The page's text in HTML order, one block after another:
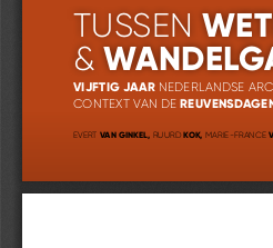
VIJFTIG JAAR NEDERLANDSE
CONTEXT VAN DE
TUSSEN
&
EVERT VAN GINKEL, RUURD KOK, MARIE-FRANCE